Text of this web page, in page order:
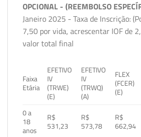
OPCIONAL - (REEMBOLSO
Janeiro 2025 - Taxa de Inscrição:
7,50 por vida, acrescentar IOF de
valor total final
Faixa
Etária
EFETIVO
IV
(TRWE)
(E)
EFETIVO
IV
(TRWQ)
(A)
FLEX
(FCER)
(E)
0 a
18
anos
R$
531,23
R$
573,78
R$
662,94